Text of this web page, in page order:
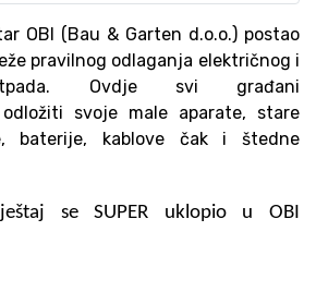
OBI (Bau & Garten d.o.o.) postao
pravilnog odlaganja električnog i
Ovdje svi građani
odložiti svoje male aparate, stare
baterije, kablove čak i štedne
se SUPER uklopio u OBI